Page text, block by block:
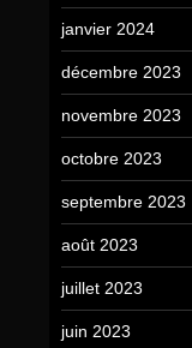
janvier 2024
décembre 2023
novembre 2023
octobre 2023
septembre 2023
août 2023
juillet 2023
juin 2023